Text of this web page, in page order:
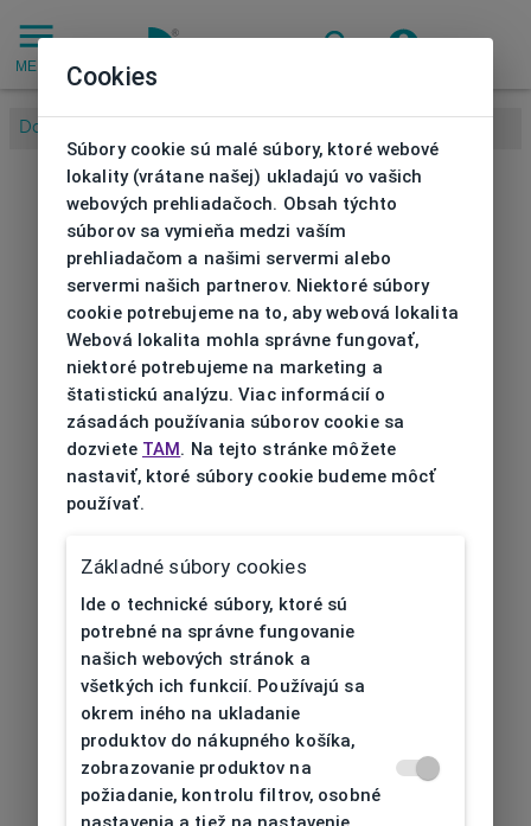
MENU
Domov
Cookies
Súbory cookie sú malé súbory, ktoré webové
lokality (vrátane našej) ukladajú vo vašich
webových prehliadačoch. Obsah týchto
súborov sa vymieňa medzi vaším
prehliadačom a našimi servermi alebo
servermi našich partnerov. Niektoré súbory
cookie potrebujeme na to, aby webová lokalita
Webová lokalita mohla správne fungovať,
niektoré potrebujeme na marketing a
štatistickú analýzu. Viac informácií o
zásadách používania súborov cookie sa
dozviete TAM. Na tejto stránke môžete
nastaviť, ktoré súbory cookie budeme môcť
používať.
Základné súbory cookies
Ide o technické súbory, ktoré sú
potrebné na správne fungovanie
našich webových stránok a
všetkých ich funkcií. Používajú sa
okrem iného na ukladanie
produktov do nákupného košíka,
zobrazovanie produktov na
požiadanie, kontrolu filtrov, osobné